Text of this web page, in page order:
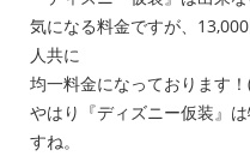
気になる料金ですが、
人共に
均一料金になっております
やはり『ディズニー仮装』
すね。